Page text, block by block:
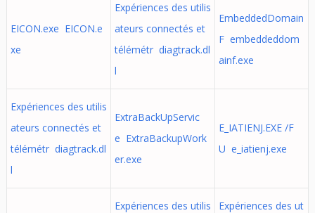
EICON.exe EICON.e
xe
Expériences des utilis
ateurs connectés et
télémétr diagtrack.dl
l
EmbeddedDomain
F embeddeddom
ainf.exe
Expériences des utilis
ateurs connectés et
télémétr diagtrack.dl
l
ExtraBackUpServic
e ExtraBackupWork
er.exe
E_IATIENJ.EXE /F
U e_iatienj.exe
Expériences des utilis
Expériences des ut